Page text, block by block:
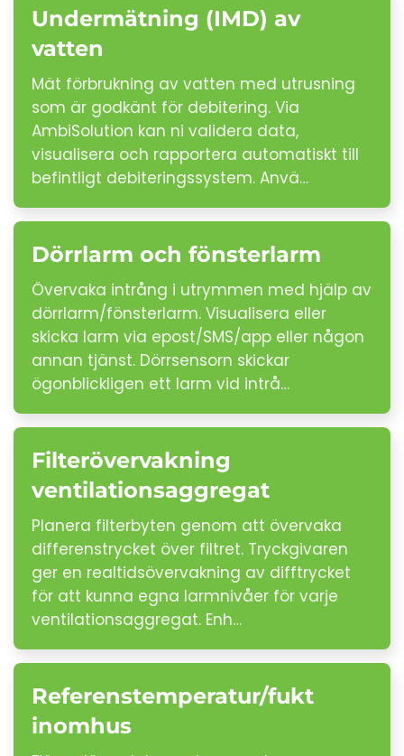
Undermätning (IMD) av
vatten
Mät förbrukning av vatten med utrusning
som är godkänt för debitering. Via
AmbiSolution kan ni validera data,
visualisera och rapportera automatiskt till
befintligt debiteringssystem. Anvä…
Dörrlarm och fönsterlarm
Övervaka intrång i utrymmen med hjälp av
dörrlarm/fönsterlarm. Visualisera eller
skicka larm via epost/SMS/app eller någon
annan tjänst. Dörrsensorn skickar
ögonblickligen ett larm vid intrå…
Filterövervakning
ventilationsaggregat
Planera filterbyten genom att övervaka
differenstrycket över filtret. Tryckgivaren
ger en realtidsövervakning av difftrycket
för att kunna egna larmnivåer för varje
ventilationsaggregat. Enh…
Referenstemperatur/fukt
inomhus